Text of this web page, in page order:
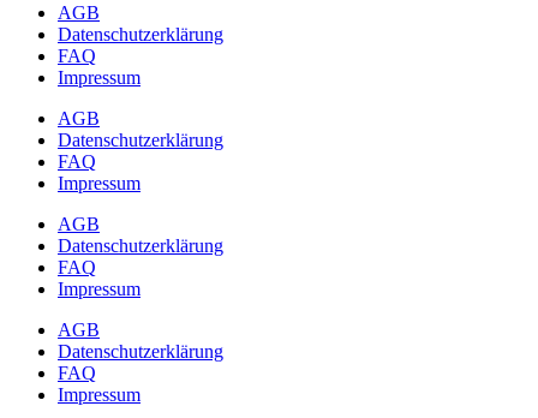
AGB
Datenschutzerklärung
FAQ
Impressum
AGB
Datenschutzerklärung
FAQ
Impressum
AGB
Datenschutzerklärung
FAQ
Impressum
AGB
Datenschutzerklärung
FAQ
Impressum